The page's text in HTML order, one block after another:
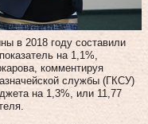
в 2018 году составили
на 1,1%,
комментируя
службы (ГКСУ)
на 1,3%, или 11,77